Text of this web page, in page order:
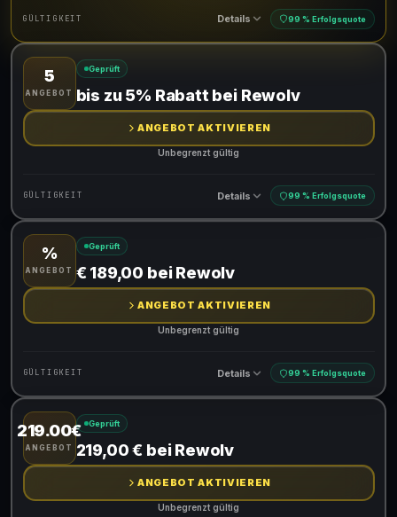
GÜLTIGKEIT Details 99 % Erfolgsquote
Gültig für teilnehmende Produkte
5
ANGEBOT
Geprüft
bis zu 5% Rabatt bei Rewolv
ANGEBOT AKTIVIEREN
Unbegrenzt gültig
GÜLTIGKEIT Details 99 % Erfolgsquote
Gültig für teilnehmende Produkte
%
ANGEBOT
Geprüft
€ 189,00 bei Rewolv
ANGEBOT AKTIVIEREN
Unbegrenzt gültig
GÜLTIGKEIT Details 99 % Erfolgsquote
Gültig für teilnehmende Produkte
219.00€
ANGEBOT
Geprüft
219,00 € bei Rewolv
ANGEBOT AKTIVIEREN
Unbegrenzt gültig